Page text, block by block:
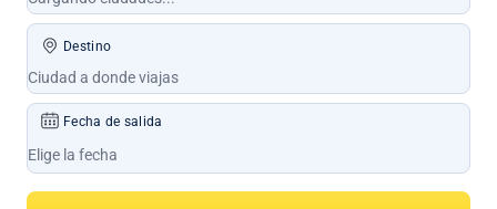
Destino
Fecha de salida